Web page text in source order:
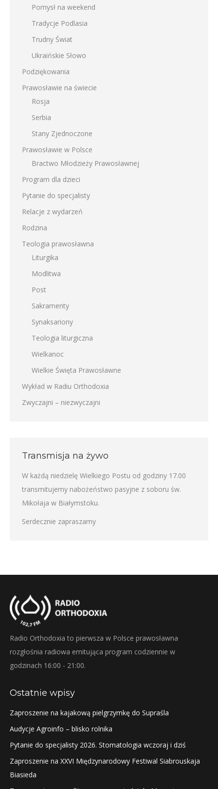
Pomysł na weekend
Tradycje Podlasia
Trudny Świat
Ukraińskie Słowo
Podziękowania
Prawosławie na świecie
Rosja
Serbia
Stany Zjednoczone
Prawosławie w Polsce
Bractwo Młodzieży Prawosławnej
Program dla dzieci
Pytanie do specjalisty
Relacje z wydarzeń
Rodzina
Teologia prawosławna
Liturgika
Modlitwa
Post
Sakramenty
Synaksariony
Teologia liturgiczna
Wielkanoc
Wielkie Święta Prawosławne
Wykład w Radiu Orthodoxia
Zwyczajni – niezwyczajni
Transmisja na żywo
W każdą niedzielę Wielkiego Postu od godziny 17.00
transmitujemy nabożeństwo pasyjne z soboru św.
Mikołaja w Białymstoku.
Serdecznie zapraszamy
Radio Orthodoxia to pierwsza w Polsce prawosławna
rozgłośnia radiowa emitująca program codziennie w
godzinach 16:00 - 21:00.
Ostatnie wpisy
Zaproszenie na kajakową pielgrzymkę do Supraśla
Audycje Agroinfo – blisko rolnika
Pytanie do specjalisty 2026. Stomatologia wczoraj i dziś
Zaproszenie na XXVI Międzynarodowy Festiwal Siabrouskaja
Biasieda